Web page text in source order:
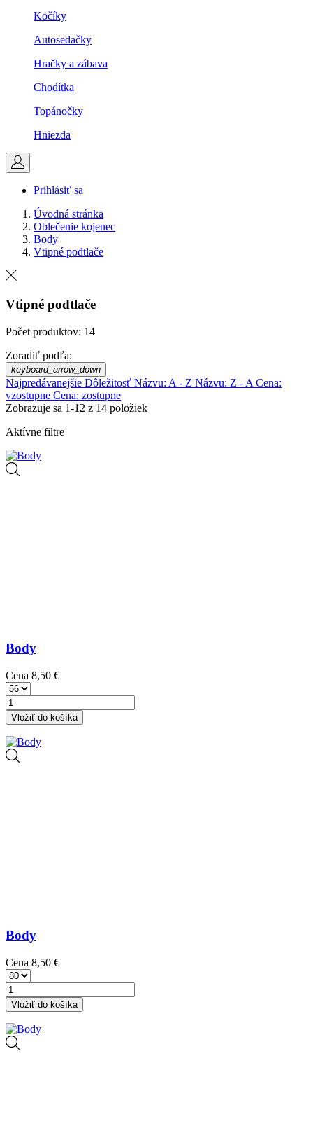
Kočíky
Autosedačky
Hračky a zábava
Chodítka
Topánočky
Hniezda
Prihlásiť sa
Úvodná stránka
Oblečenie kojenec
Body
Vtipné podtlače
Vtipné podtlače
Počet produktov: 14
Zoradiť podľa:
keyboard_arrow_down
Najpredávanejšie Dôležitosť Názvu: A - Z Názvu: Z - A Cena:
vzostupne Cena: zostupne
Zobrazuje sa 1-12 z 14 položiek
Aktívne filtre
Body
Cena 8,50 €
Vložiť do košíka
Body
Cena 8,50 €
Vložiť do košíka